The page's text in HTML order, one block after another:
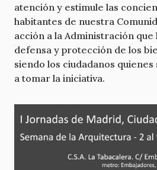
atención y estimule las
habitantes de nuestra
acción a la Administración que
defensa y protección de los
siendo los ciudadanos quienes
a tomar la iniciativa.